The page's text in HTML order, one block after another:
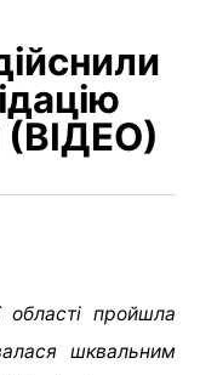
(ВІДЕО)
області пройшла
шквальним